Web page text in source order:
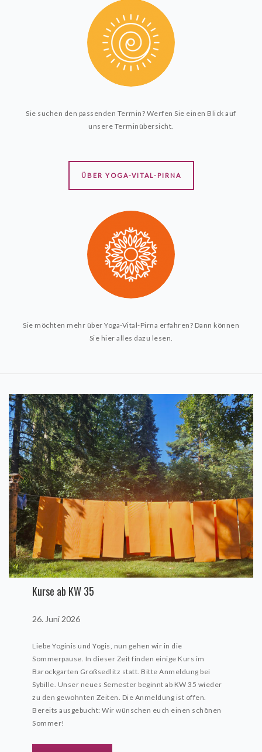
Sie suchen den passenden Termin? Werfen Sie einen Blick auf
unsere Terminübersicht.
ÜBER YOGA-VITAL-PIRNA
Sie möchten mehr über Yoga-Vital-Pirna erfahren? Dann können
Sie hier alles dazu lesen.
Kurse ab KW 35
26. Juni 2026
Liebe Yoginis und Yogis, nun gehen wir in die
Sommerpause. In dieser Zeit finden einige Kurs im
Barockgarten Großsedlitz statt. Bitte Anmeldung bei
Sybille. Unser neues Semester beginnt ab KW 35 wieder
zu den gewohnten Zeiten. Die Anmeldung ist offen.
Bereits ausgebucht: Wir wünschen euch einen schönen
Sommer!